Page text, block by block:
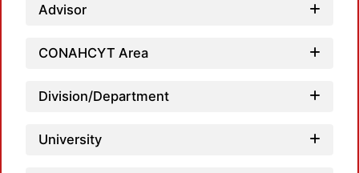
Advisor
CONAHCYT Area
Division/Department
University